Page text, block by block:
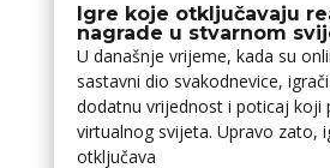
Igre koje otključavaju
nagrade u stvarnom
U današnje vrijeme, kada su
sastavni dio svakodnevice,
dodatnu vrijednost i poticaj koji
virtualnog svijeta. Upravo zato,
otključava